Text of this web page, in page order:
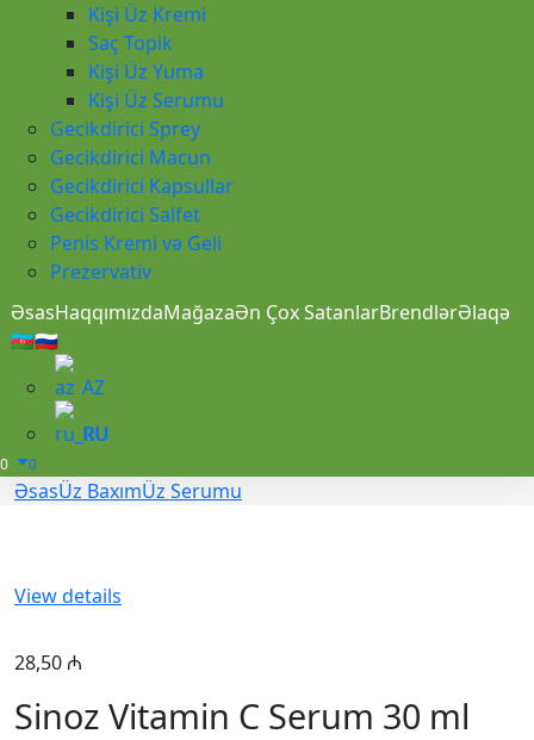
Kişi Üz Kremi
Saç Topik
Kişi Üz Yuma
Kişi Üz Serumu
Gecikdirici Sprey
Gecikdirici Macun
Gecikdirici Kapsullar
Gecikdirici Salfet
Penis Kremi və Geli
Prezervativ
ƏsasHaqqımızdaMağazaƏn Çox SatanlarBrendlərƏlaqə
🇦🇿🇷🇺
AZ
RU
0 0
ƏsasÜz BaxımÜz Serumu
View details
28,50 ₼
Sinoz Vitamin C Serum 30 ml